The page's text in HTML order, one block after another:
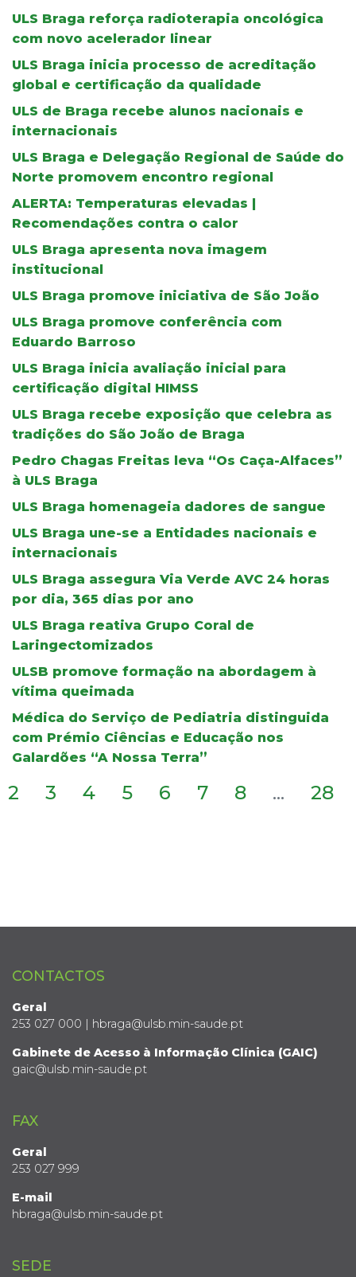
ULS Braga reforça radioterapia oncológica
com novo acelerador linear
ULS Braga inicia processo de acreditação
global e certificação da qualidade
ULS de Braga recebe alunos nacionais e
internacionais
ULS Braga e Delegação Regional de Saúde do
Norte promovem encontro regional
ALERTA: Temperaturas elevadas |
Recomendações contra o calor
ULS Braga apresenta nova imagem
institucional
ULS Braga promove iniciativa de São João
ULS Braga promove conferência com
Eduardo Barroso
ULS Braga inicia avaliação inicial para
certificação digital HIMSS
ULS Braga recebe exposição que celebra as
tradições do São João de Braga
Pedro Chagas Freitas leva “Os Caça-Alfaces”
à ULS Braga
ULS Braga homenageia dadores de sangue
ULS Braga une-se a Entidades nacionais e
internacionais
ULS Braga assegura Via Verde AVC 24 horas
por dia, 365 dias por ano
ULS Braga reativa Grupo Coral de
Laringectomizados
ULSB promove formação na abordagem à
vítima queimada
Médica do Serviço de Pediatria distinguida
com Prémio Ciências e Educação nos
Galardões “A Nossa Terra”
2 3 4 5 6 7 8 ... 28
CONTACTOS
Geral
253 027 000 | hbraga@ulsb.min-saude.pt
Gabinete de Acesso à Informação Clínica (GAIC)
gaic@ulsb.min-saude.pt
FAX
Geral
253 027 999
E-mail
hbraga@ulsb.min-saude.pt
SEDE